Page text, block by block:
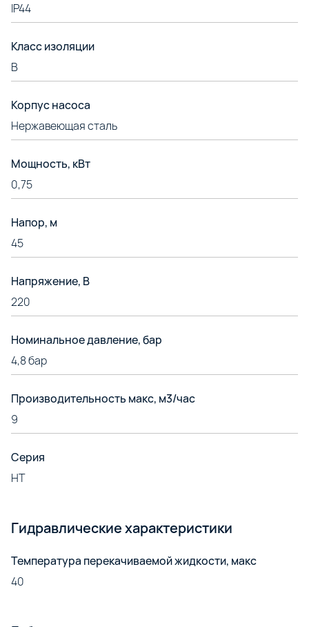
IP44
Класс изоляции
B
Корпус насоса
Нержавеющая сталь
Мощность, кВт
0,75
Напор, м
45
Напряжение, В
220
Номинальное давление, бар
4,8 бар
Производительность макс, м3/час
9
Серия
HT
Гидравлические характеристики
Температура перекачиваемой жидкости, макс
40